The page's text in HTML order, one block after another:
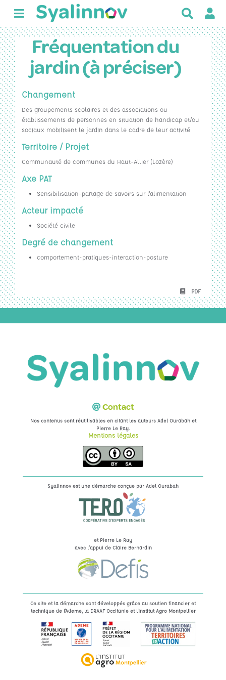
c
Fréquentation du
jardin (à préciser)
Changement
Des groupements scolaires et des associations ou
établissements de personnes en situation de handicap et/ou
sociaux mobilisent le jardin dans le cadre de leur activité
Territoire / Projet
Communauté de communes du Haut-Allier (Lozère)
Axe PAT
Sensibilisation-partage de savoirs sur l'alimentation
Acteur impacté
Société civile
Degré de changement
comportement-pratiques-interaction-posture
PDF
Contact
Nos contenus sont réutilisables en citant les auteurs Adel Ourabah et
Pierre Le Ray.
Mentions légales
Syalinnov est une démarche conçue par Adel Ourabah
et Pierre Le Ray
avec l’appui de Claire Bernardin
Ce site et la démarche sont développés grâce au soutien financier et
technique de l'Ademe, la DRAAF Occitanie et l'Institut Agro Montpellier